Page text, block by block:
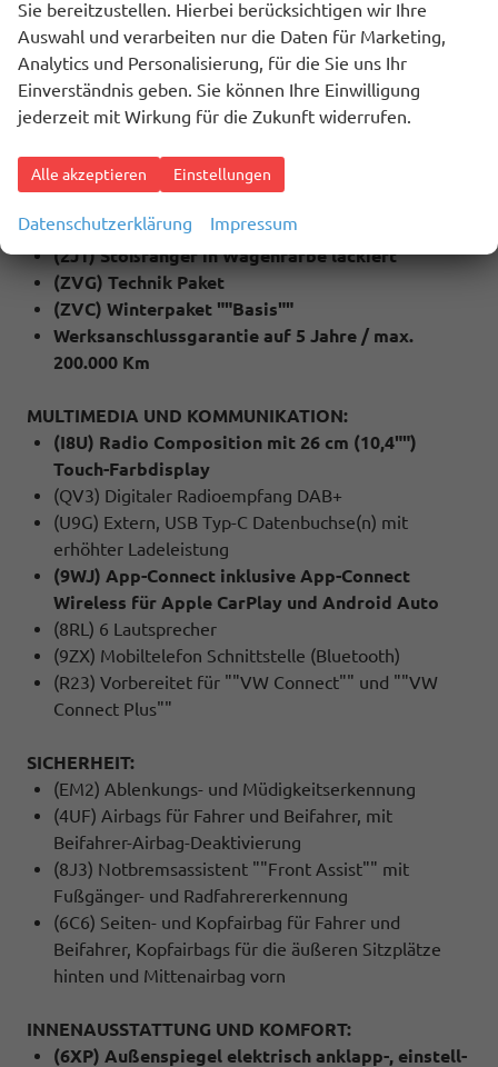
(4A3) Sitzheizung für Vordersitze
(QC1) Fenster ab B-Säule abgedunkelt
(79H) Spurwechselassistent ""Side Assist"" inkl.
""Blind Spot Detection"", Ausparkassistent und
Ausstiegswarner
(QR9) Verkehrszeichenerkennung
inkl. Keyless Start (Schlüsselloses starten)
(2J1) Stoßfänger in Wagenfarbe lackiert
(ZVG) Technik Paket
(ZVC) Winterpaket ""Basis""
Werksanschlussgarantie auf 5 Jahre / max.
200.000 Km
MULTIMEDIA UND KOMMUNIKATION:
(I8U) Radio Composition mit 26 cm (10,4"")
Touch-Farbdisplay
(QV3) Digitaler Radioempfang DAB+
(U9G) Extern, USB Typ-C Datenbuchse(n) mit
erhöhter Ladeleistung
(9WJ) App-Connect inklusive App-Connect
Wireless für Apple CarPlay und Android Auto
(8RL) 6 Lautsprecher
(9ZX) Mobiltelefon Schnittstelle (Bluetooth)
(R23) Vorbereitet für ""VW Connect"" und ""VW
Connect Plus""
SICHERHEIT:
(EM2) Ablenkungs- und Müdigkeitserkennung
(4UF) Airbags für Fahrer und Beifahrer, mit
Beifahrer-Airbag-Deaktivierung
(8J3) Notbremsassistent ""Front Assist"" mit
Fußgänger- und Radfahrererkennung
(6C6) Seiten- und Kopfairbag für Fahrer und
Beifahrer, Kopfairbags für die äußeren Sitzplätze
hinten und Mittenairbag vorn
INNENAUSSTATTUNG UND KOMFORT:
(6XP) Außenspiegel elektrisch anklapp-, einstell-
Sie bereitzustellen. Hierbei berücksichtigen wir Ihre
Auswahl und verarbeiten nur die Daten für Marketing,
Analytics und Personalisierung, für die Sie uns Ihr
Einverständnis geben. Sie können Ihre Einwilligung
jederzeit mit Wirkung für die Zukunft widerrufen.
Alle akzeptieren Einstellungen
Datenschutzerklärung Impressum